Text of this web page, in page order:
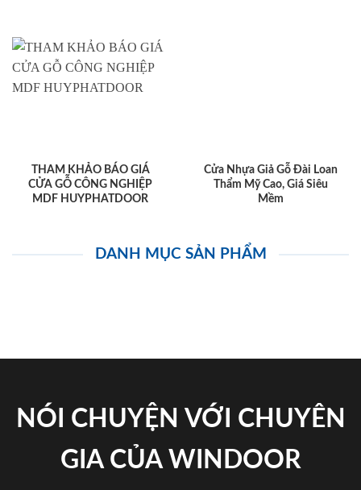
THAM KHẢO BÁO GIÁ
CỬA GỖ CÔNG NGHIỆP
MDF HUYPHATDOOR
Cửa Nhựa Giả Gỗ Đài Loan
Thẩm Mỹ Cao, Giá Siêu
Mềm
DANH MỤC SẢN PHẨM
NÓI CHUYỆN VỚI CHUYÊN
GIA CỦA WINDOOR